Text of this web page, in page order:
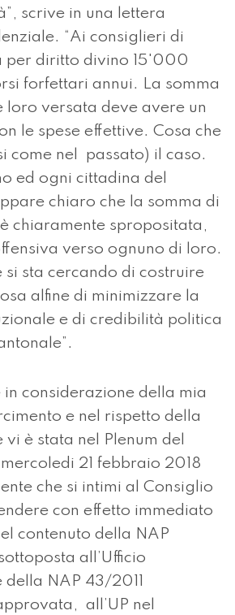
scrive in una lettera
“Ai consiglieri di
per diritto divino 15'000
forfettari annui. La somma
loro versata deve avere un
le spese effettive. Cosa che
come nel passato) il caso.
ed ogni cittadina del
chiaro che la somma di
chiaramente spropositata,
verso ognuno di loro.
si sta cercando di costruire
alfine di minimizzare la
e di credibilità politica
in considerazione della mia
e nel rispetto della
vi è stata nel Plenum del
21 febbraio 2018
che si intimi al Consiglio
con effetto immediato
contenuto della NAP
all’Ufficio
della NAP 43/2011
all’UP nel